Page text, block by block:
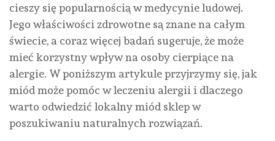
cieszy się popularnością w medycynie ludowej.
Jego właściwości zdrowotne są znane na całym
świecie, a coraz więcej badań sugeruje, że może
mieć korzystny wpływ na osoby cierpiące na
alergie. W poniższym artykule przyjrzymy się, jak
miód może pomóc w leczeniu alergii i dlaczego
warto odwiedzić lokalny miód sklep w
poszukiwaniu naturalnych rozwiązań.